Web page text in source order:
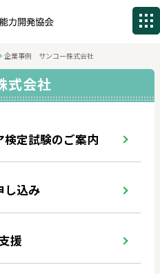
企業事例 サンコー株式会社
式会社
検定試験のご案内
し込み
援